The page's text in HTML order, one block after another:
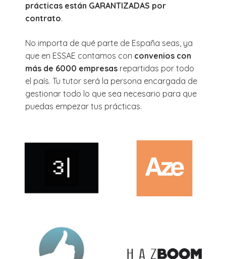
prácticas están GARANTIZADAS por
contrato.
No importa de qué parte de España seas, ya
que en ESSAE contamos con convenios con
más de 6000 empresas repartidas por todo
el país. Tu tutor será la persona encargada de
gestionar todo lo que sea necesario para que
puedas empezar tus prácticas.